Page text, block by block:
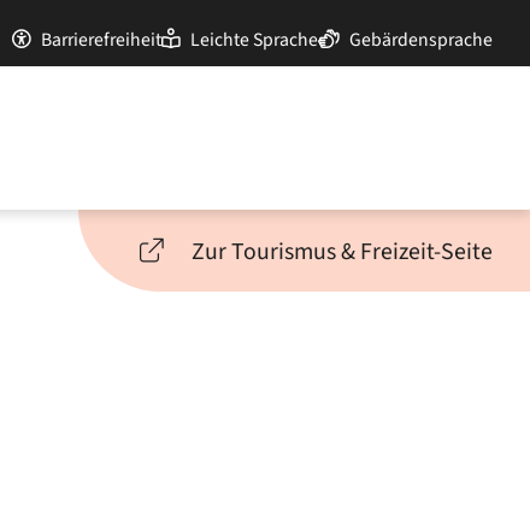
Barrierefreiheit Leichte Sprache Gebärdensprache
Zur Tourismus & Freizeit-Seite